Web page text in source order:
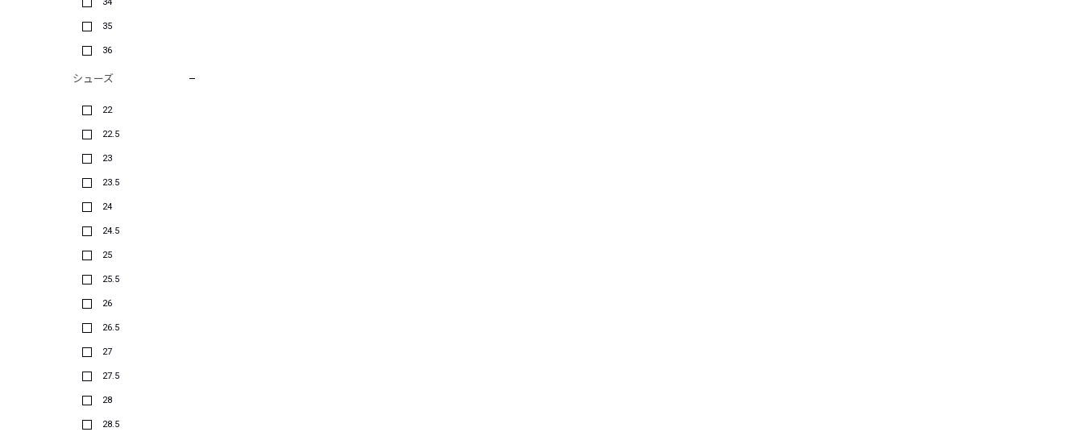
35
36
シューズ
22
22.5
23
23.5
24
24.5
25
25.5
26
26.5
27
27.5
28
28.5